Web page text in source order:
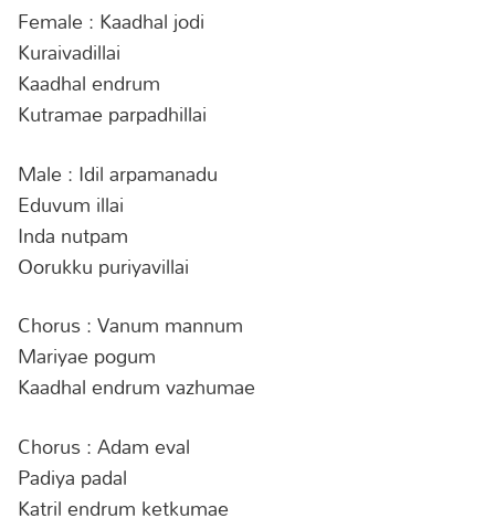
Female : Kaadhal jodi
Kuraivadillai
Kaadhal endrum
Kutramae parpadhillai
Male : Idil arpamanadu
Eduvum illai
Inda nutpam
Oorukku puriyavillai
Chorus : Vanum mannum
Mariyae pogum
Kaadhal endrum vazhumae
Chorus : Adam eval
Padiya padal
Katril endrum ketkumae